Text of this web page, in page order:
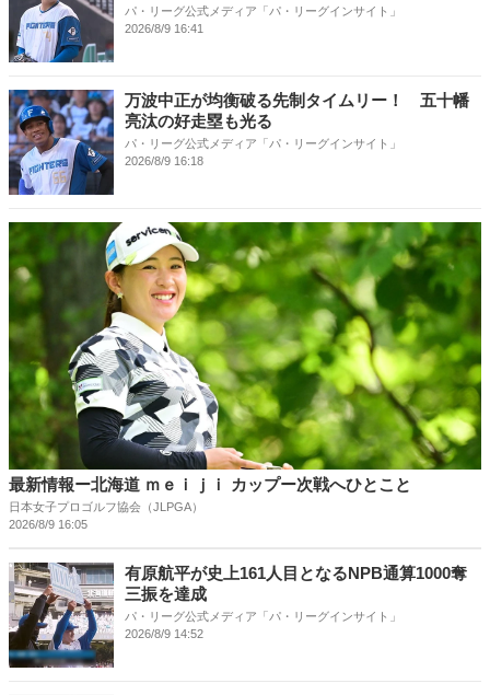
パ・リーグ公式メディア「パ・リーグインサイト」
2026/8/9 16:41
万波中正が均衡破る先制タイムリー！ 五十幡
亮汰の好走塁も光る
パ・リーグ公式メディア「パ・リーグインサイト」
2026/8/9 16:18
最新情報ー北海道 ｍｅｉｊｉ カップー次戦へひとこと
日本女子プロゴルフ協会（JLPGA）
2026/8/9 16:05
有原航平が史上161人目となるNPB通算1000奪
三振を達成
パ・リーグ公式メディア「パ・リーグインサイト」
2026/8/9 14:52